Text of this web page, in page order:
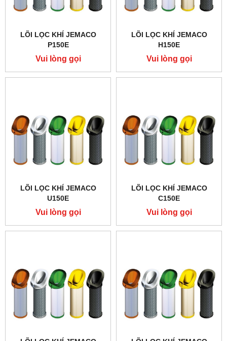
LÕI LỌC KHÍ JEMACO
P150E
Vui lòng gọi
LÕI LỌC KHÍ JEMACO
H150E
Vui lòng gọi
LÕI LỌC KHÍ JEMACO
U150E
Vui lòng gọi
LÕI LỌC KHÍ JEMACO
C150E
Vui lòng gọi